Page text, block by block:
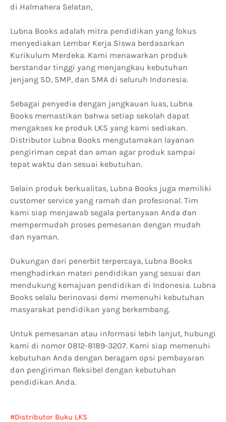
di Halmahera Selatan,
Lubna Books adalah mitra pendidikan yang fokus
menyediakan Lembar Kerja Siswa berdasarkan
Kurikulum Merdeka. Kami menawarkan produk
berstandar tinggi yang menjangkau kebutuhan
jenjang SD, SMP, dan SMA di seluruh Indonesia.
Sebagai penyedia dengan jangkauan luas, Lubna
Books memastikan bahwa setiap sekolah dapat
mengakses ke produk LKS yang kami sediakan.
Distributor Lubna Books mengutamakan layanan
pengiriman cepat dan aman agar produk sampai
tepat waktu dan sesuai kebutuhan.
Selain produk berkualitas, Lubna Books juga memiliki
customer service yang ramah dan profesional. Tim
kami siap menjawab segala pertanyaan Anda dan
mempermudah proses pemesanan dengan mudah
dan nyaman.
Dukungan dari penerbit terpercaya, Lubna Books
menghadirkan materi pendidikan yang sesuai dan
mendukung kemajuan pendidikan di Indonesia. Lubna
Books selalu berinovasi demi memenuhi kebutuhan
masyarakat pendidikan yang berkembang.
Untuk pemesanan atau informasi lebih lanjut, hubungi
kami di nomor 0812-8189-3207. Kami siap memenuhi
kebutuhan Anda dengan beragam opsi pembayaran
dan pengiriman fleksibel dengan kebutuhan
pendidikan Anda.
Distributor Buku LKS